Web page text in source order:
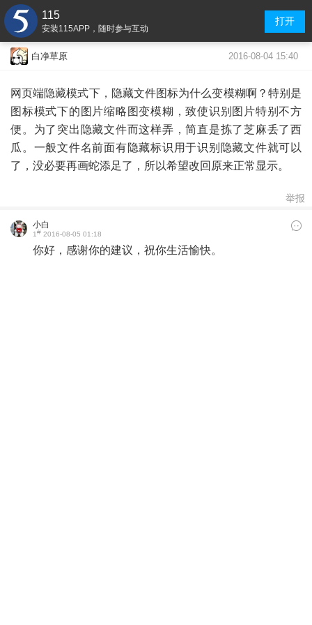
115
安装115APP，随时参与互动
打开
白净草原 2016-08-04 15:40
网页端隐藏模式下，隐藏文件图标为什么变模糊啊？特别是
图标模式下的图片缩略图变模糊，致使识别图片特别不方
便。为了突出隐藏文件而这样弄，简直是拣了芝麻丢了西
瓜。一般文件名前面有隐藏标识用于识别隐藏文件就可以
了，没必要再画蛇添足了，所以希望改回原来正常显示。
举报
小白
1# 2016-08-05 01:18
你好，感谢你的建议，祝你生活愉快。